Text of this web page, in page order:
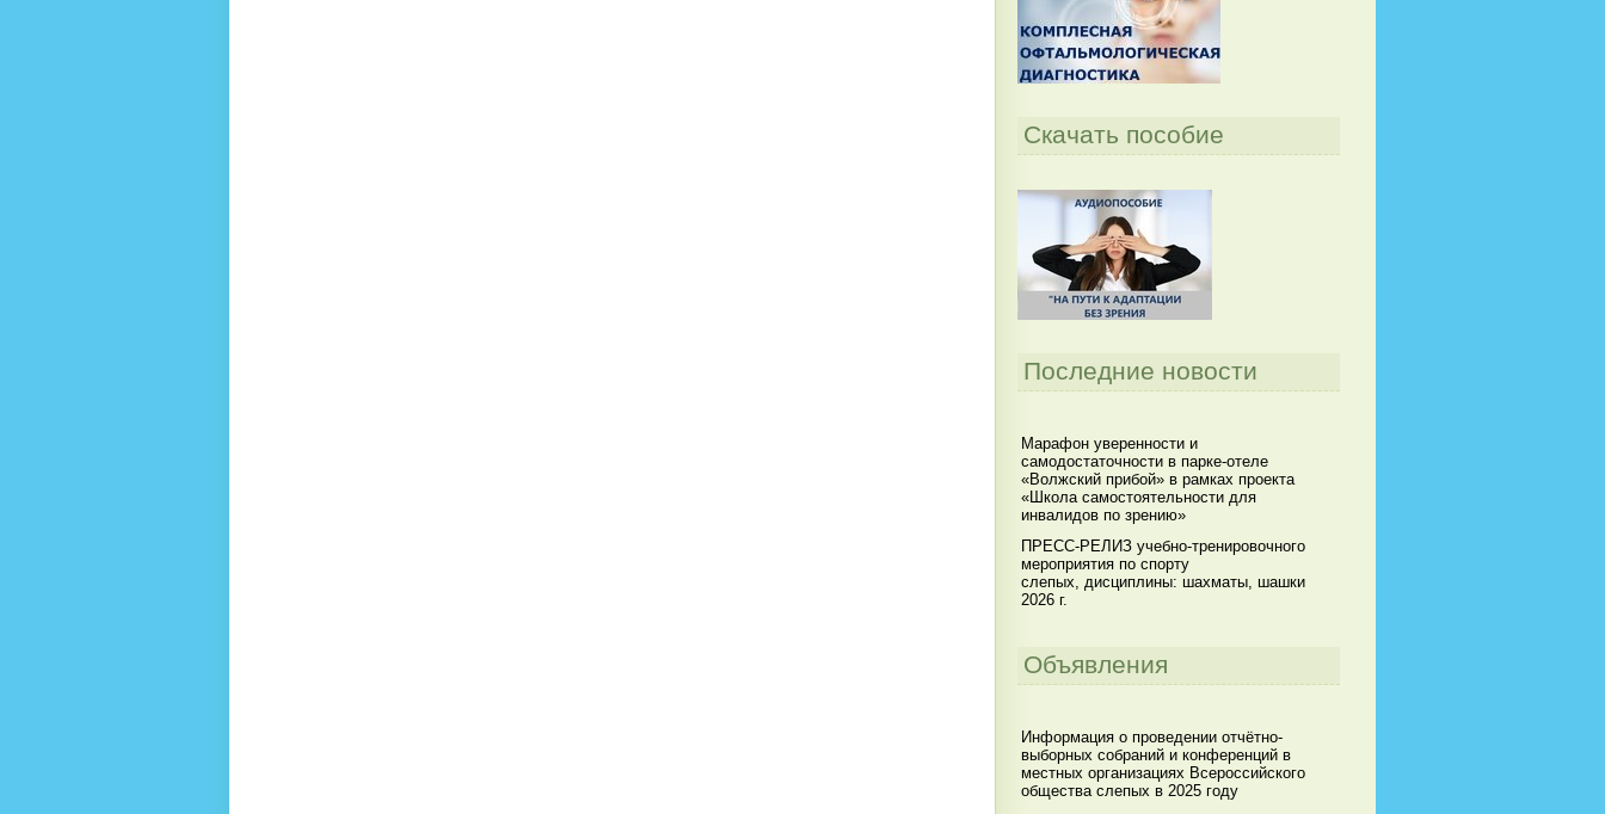
Скачать пособие
Последние новости
Марафон уверенности и
самодостаточности в парке-отеле
«Волжский прибой» в рамках проекта
«Школа самостоятельности для
инвалидов по зрению»
ПРЕСС-РЕЛИЗ учебно-тренировочного
мероприятия по спорту
слепых, дисциплины: шахматы, шашки
2026 г.
Объявления
Информация о проведении отчётно-
выборных собраний и конференций в
местных организациях Всероссийского
общества слепых в 2025 году